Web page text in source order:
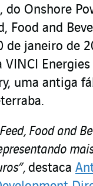
Onshore
Food and
de janeiro de
VINCI
uma antiga
Food and
destaca